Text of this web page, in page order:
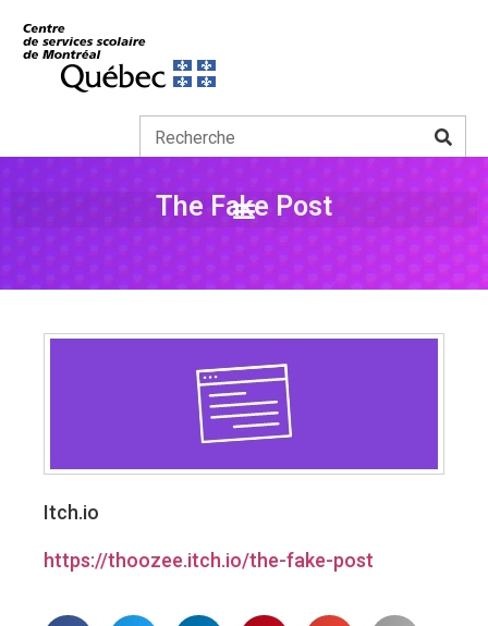
The Fake Post
Itch.io
https://thoozee.itch.io/the-fake-post